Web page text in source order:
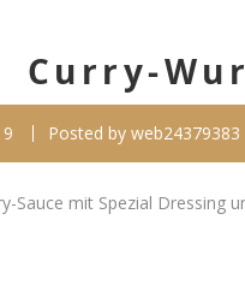
Curry-
Posted by web24379383
Sauce mit Spezial Dressing